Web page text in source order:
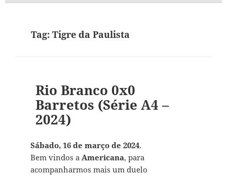
Tag:Tigre da Paulista
Rio Branco 0x0
Barretos (Série A4 –
2024)
Sábado, 16 de março de 2024.
Bem vindos a Americana, para
acompanharmos mais um duelo